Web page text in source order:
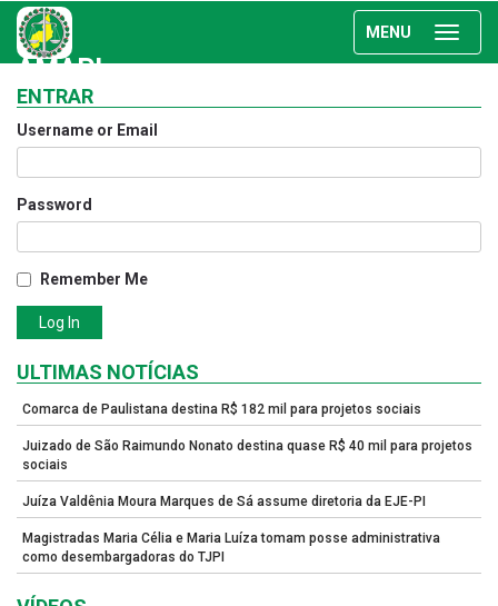
MENU
AMAPI
ENTRAR
Username or Email
Password
Remember Me
ULTIMAS NOTÍCIAS
Comarca de Paulistana destina R$ 182 mil para projetos sociais
Juizado de São Raimundo Nonato destina quase R$ 40 mil para projetos
sociais
Juíza Valdênia Moura Marques de Sá assume diretoria da EJE-PI
Magistradas Maria Célia e Maria Luíza tomam posse administrativa
como desembargadoras do TJPI